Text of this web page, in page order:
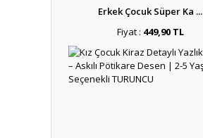
Erkek Çocuk Süper Ka ...
Fiyat : 449,90 TL